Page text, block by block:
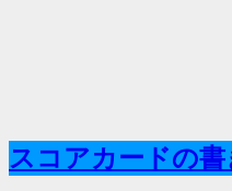
スコアカードの